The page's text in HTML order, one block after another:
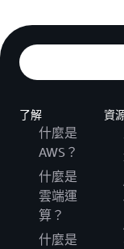
了解
什麼是
AWS？
什麼是
雲端運
算？
什麼是
資